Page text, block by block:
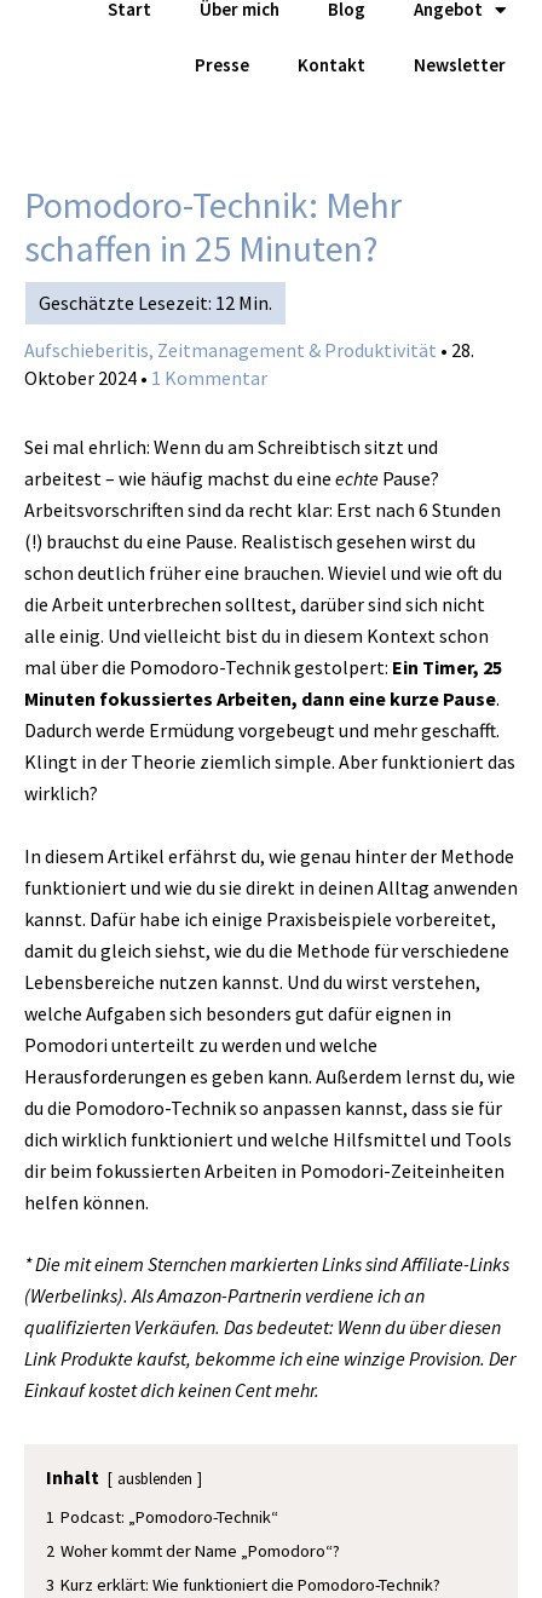
Start Über mich Blog Angebot
Presse Kontakt Newsletter
Pomodoro-Technik: Mehr
schaffen in 25 Minuten?
Aufschieberitis, Zeitmanagement & Produktivität • 28.
Oktober 2024 • 1 Kommentar
Sei mal ehrlich: Wenn du am Schreibtisch sitzt und
arbeitest – wie häufig machst du eine echte Pause?
Arbeitsvorschriften sind da recht klar: Erst nach 6 Stunden
(!) brauchst du eine Pause. Realistisch gesehen wirst du
schon deutlich früher eine brauchen. Wieviel und wie oft du
die Arbeit unterbrechen solltest, darüber sind sich nicht
alle einig. Und vielleicht bist du in diesem Kontext schon
mal über die Pomodoro-Technik gestolpert: Ein Timer, 25
Minuten fokussiertes Arbeiten, dann eine kurze Pause.
Dadurch werde Ermüdung vorgebeugt und mehr geschafft.
Klingt in der Theorie ziemlich simple. Aber funktioniert das
wirklich?
In diesem Artikel erfährst du, wie genau hinter der Methode
funktioniert und wie du sie direkt in deinen Alltag anwenden
kannst. Dafür habe ich einige Praxisbeispiele vorbereitet,
damit du gleich siehst, wie du die Methode für verschiedene
Lebensbereiche nutzen kannst. Und du wirst verstehen,
welche Aufgaben sich besonders gut dafür eignen in
Pomodori unterteilt zu werden und welche
Herausforderungen es geben kann. Außerdem lernst du, wie
du die Pomodoro-Technik so anpassen kannst, dass sie für
dich wirklich funktioniert und welche Hilfsmittel und Tools
dir beim fokussierten Arbeiten in Pomodori-Zeiteinheiten
helfen können.
* Die mit einem Sternchen markierten Links sind Affiliate-Links
(Werbelinks). Als Amazon-Partnerin verdiene ich an
qualifizierten Verkäufen. Das bedeutet: Wenn du über diesen
Link Produkte kaufst, bekomme ich eine winzige Provision. Der
Einkauf kostet dich keinen Cent mehr.
Inhalt ausblenden
1 Podcast: „Pomodoro-Technik“
2 Woher kommt der Name „Pomodoro“?
3 Kurz erklärt: Wie funktioniert die Pomodoro-Technik?